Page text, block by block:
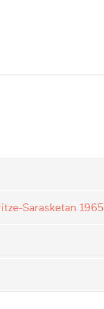
Sarasketan